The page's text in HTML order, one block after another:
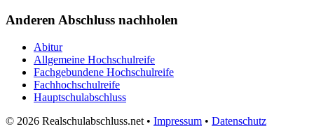
Anderen Abschluss nachholen
Abitur
Allgemeine Hochschulreife
Fachgebundene Hochschulreife
Fachhochschulreife
Hauptschulabschluss
© 2026 Realschulabschluss.net • Impressum • Datenschutz